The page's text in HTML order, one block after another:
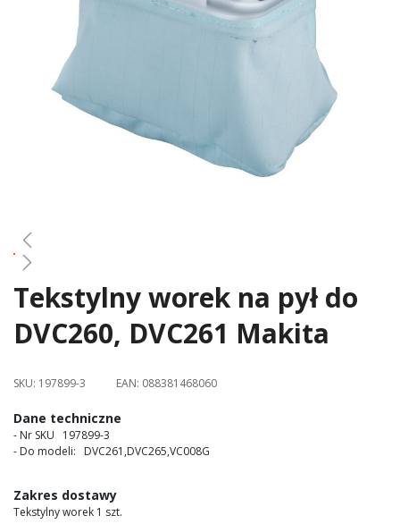
Skip
the
of
images
gallery
Tekstylny worek na pył do
DVC260, DVC261 Makita
SKU: 197899-3 EAN: 088381468060
Dane techniczne
- Nr SKU 197899-3
- Do modeli: DVC261,DVC265,VC008G
Zakres dostawy
Tekstylny worek 1 szt.